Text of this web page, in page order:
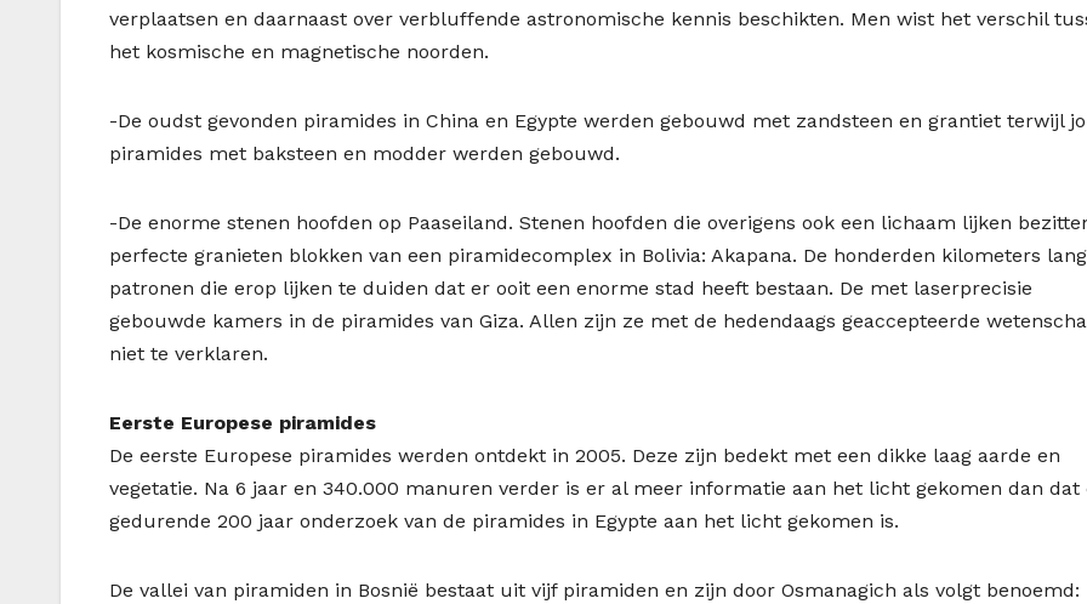
verplaatsen en daarnaast over verbluffende astronomische kennis beschikten. Men wist het verschil
het kosmische en magnetische noorden.
-De oudst gevonden piramides in China en Egypte werden gebouwd met zandsteen en grantiet terwijl
piramides met baksteen en modder werden gebouwd.
-De enorme stenen hoofden op Paaseiland. Stenen hoofden die overigens ook een lichaam lijken
perfecte granieten blokken van een piramidecomplex in Bolivia: Akapana. De honderden kilometers
patronen die erop lijken te duiden dat er ooit een enorme stad heeft bestaan. De met laserprecisie
gebouwde kamers in de piramides van Giza. Allen zijn ze met de hedendaags geaccepteerde
niet te verklaren.
Eerste Europese piramides
De eerste Europese piramides werden ontdekt in 2005. Deze zijn bedekt met een dikke laag aarde en
vegetatie. Na 6 jaar en 340.000 manuren verder is er al meer informatie aan het licht gekomen dan dat
gedurende 200 jaar onderzoek van de piramides in Egypte aan het licht gekomen is.
De vallei van piramiden in Bosnië bestaat uit vijf piramiden en zijn door Osmanagich als volgt benoemd: